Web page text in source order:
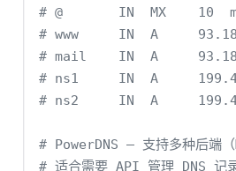
# @       IN  MX    10
# www     IN  A
# mail    IN  A
# ns1     IN  A
# ns2     IN  A
# PowerDNS — 支持多种后端
# 适合需要 API 管理 DNS 记